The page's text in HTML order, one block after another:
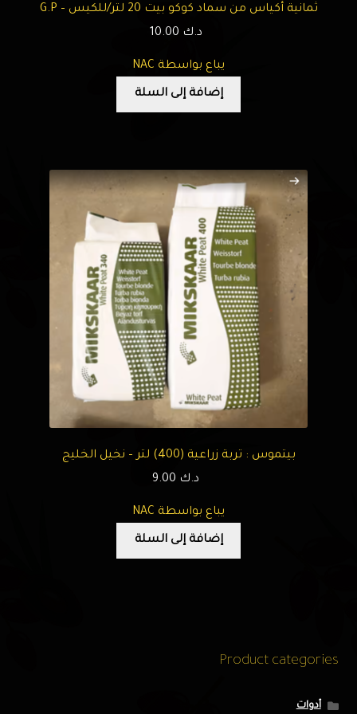
ثمانية أكياس من سماد كوكو بيت 20 لتر/للكيس – G.P
د.ك
يباع بواسطة NAC
إضافة إلى السلة
بيتموس : تربة زراعية (400) لتر – نخيل الخليج
د.ك
يباع بواسطة NAC
إضافة إلى السلة
Product categories
أدوات